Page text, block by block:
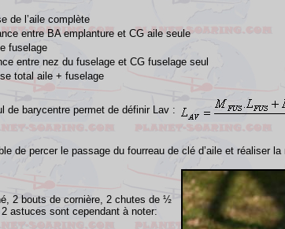
de l’aile complète
entre BA emplanture et CG aile seule
fuselage
entre nez du fuselage et CG fuselage seul
total aile + fuselage
de barycentre permet de définir Lav :
de percer le passage du fourreau de clé d’aile et réaliser
2 bouts de cornière, 2 chutes de ½
2 astuces sont cependant à noter: